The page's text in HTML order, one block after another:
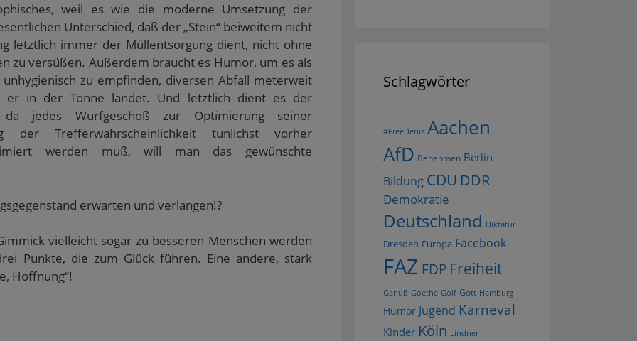
weil es wie die moderne Umsetzung der
Unterschied, daß der „Stein“ beiweitem nicht
letztlich immer der Müllentsorgung dient, nicht ohne
zu versüßen. Außerdem braucht es Humor, um es als
zu empfinden, diversen Abfall meterweit
er in der Tonne landet. Und letztlich dient es der
da jedes Wurfgeschoß zur Optimierung seiner
der Trefferwahrscheinlichkeit tunlichst vorher
werden muß, will man das gewünschte
erwarten und verlangen!?
vielleicht sogar zu besseren Menschen werden
Punkte, die zum Glück führen. Eine andere, stark
Hoffnung“!
Schlagwörter
#FreeDeniz Aachen
AfD Benehmen Berlin
Bildung CDU DDR
Demokratie
Deutschland Diktatur
Dresden Europa Facebook
FAZ FDP Freiheit
Genuß Goethe Golf Gott Hamburg
Humor Jugend Karneval
Kinder Köln Lindner